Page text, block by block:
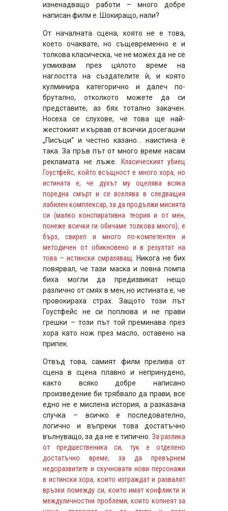
изненадващо работи – много добре
написан филм е. Шокиращо, нали?
От началната сцена, която не е това,
което очаквате, но същевременно е и
толкова класическа, че не можех да не се
усмихвам през цялото време на
наглостта на създателите ѝ, и която
кулминира категорично и далеч по-
брутално, отколкото можете да си
представите, аз бях тотално закачен.
Носеха се слухове, че това ще най-
жестокият и кървав от всички досегашни
„Писъци“ и честно казано… наистина е
така. За пръв път от много време насам
рекламата не лъже.
Класическият убиец
Гоустфейс, който всъщност е много хора, но
истината е, че духът му оцелява всяка
поредна смърт и се вселява в следващия
лабилен комплексар, за да продължи мисията
си (малко конспиративна теория и от мен,
понеже всички ги обичаме толкова много), е
бърз, свиреп и много по-компетентен и
методичен от обикновено и в резултат на
това – истински смразяващ. Никога не бих
повярвал, че тази маска и ловна помпа
биха могли да предизвикат нещо
различно от смях в мен, но истината е, че
провокираха страх. Защото този път
Гоустфейс не си поплюва и не прави
грешки – този път той преминава през
хора като нож през масло, оставено на
припек.
Отвъд това, самият филм прелива от
сцена в сцена плавно и непринудено,
както всяко добре написано
произведение би трябвало да прави, все
едно не е мислена история, а разказана
случка – всичко е последователно,
логично и въпреки това достатъчно
вълнуващо, за да не е типично. За разлика
от предшественика си, тук е отделено
достатъчно време, за да превърнем
недоразвитите и скучновати нови персонажи
в истински хора, които изграждат и развалят
връзки помежду си, които имат конфликти и
междуличностни проблеми, които копнеят за